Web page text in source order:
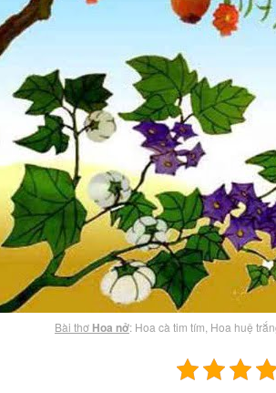
Bài thơ Hoa nở: Hoa cà tim tím, Hoa huệ